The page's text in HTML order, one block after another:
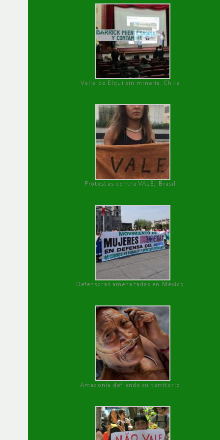
Valle de Elqui sin minería. Chile
Protestas contra VALE, Brasil
Defensoras amenazadas en México
Amazonía defiende su territorio